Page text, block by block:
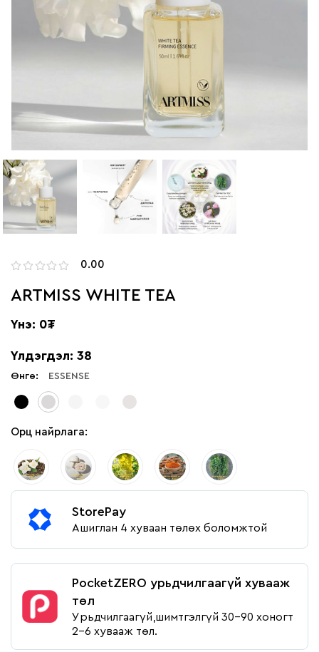
0.00
ARTMISS WHITE TEA
Үнэ: 0₮
Үлдэгдэл: 38
Өнгө: ESSENSE
Орц найрлага:
StorePay
Ашиглан 4 хуваан төлөх боломжтой
PocketZERO урьдчилгаагүй хувааж
төл
Урьдчилгаагүй,шимтгэлгүй 30-90 хоногт
2-6 хувааж төл.